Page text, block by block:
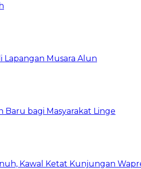
Lapangan Musara Alun
Baru bagi Masyarakat Linge
Kawal Ketat Kunjungan